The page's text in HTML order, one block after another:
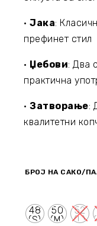
• Јака:
префинет стил
• Џебови: Два
практична
• Затворање:
квалитетни
БРОЈ НА САКО/
48
(S)
50
(M)
52
(L)